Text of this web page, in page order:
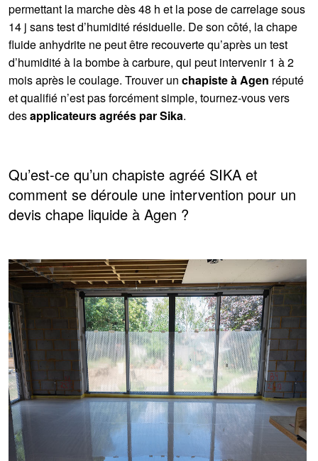
permettant la marche dès 48 h et la pose de carrelage sous
14 j sans test d’humidité résiduelle. De son côté, la chape
fluide anhydrite ne peut être recouverte qu’après un test
d’humidité à la bombe à carbure, qui peut intervenir 1 à 2
mois après le coulage. Trouver un chapiste à Agen réputé
et qualifié n’est pas forcément simple, tournez-vous vers
desapplicateurs agréés par Sika.
Qu’est-ce qu’un chapiste agréé SIKA et
comment se déroule une intervention pour un
devis chape liquide à Agen ?